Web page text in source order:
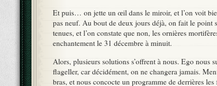
Et puis… on jette un œil dans le miroir, et l’on voit
pas neuf. Au bout de deux jours déjà, on fait le point
tenues, et l’on constate que non, les ornières
enchantement le 31 décembre à minuit.
Alors, plusieurs solutions s’offrent à nous. Ego nous
flageller, car décidément, on ne changera jamais.
bras, et nous concocte un programme de derrières